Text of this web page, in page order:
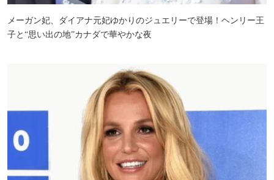
メーガン妃、ダイアナ元妃ゆかりのジュエリーで登場！ヘンリー王
子と“思い出の地”カナダで華やかな夜